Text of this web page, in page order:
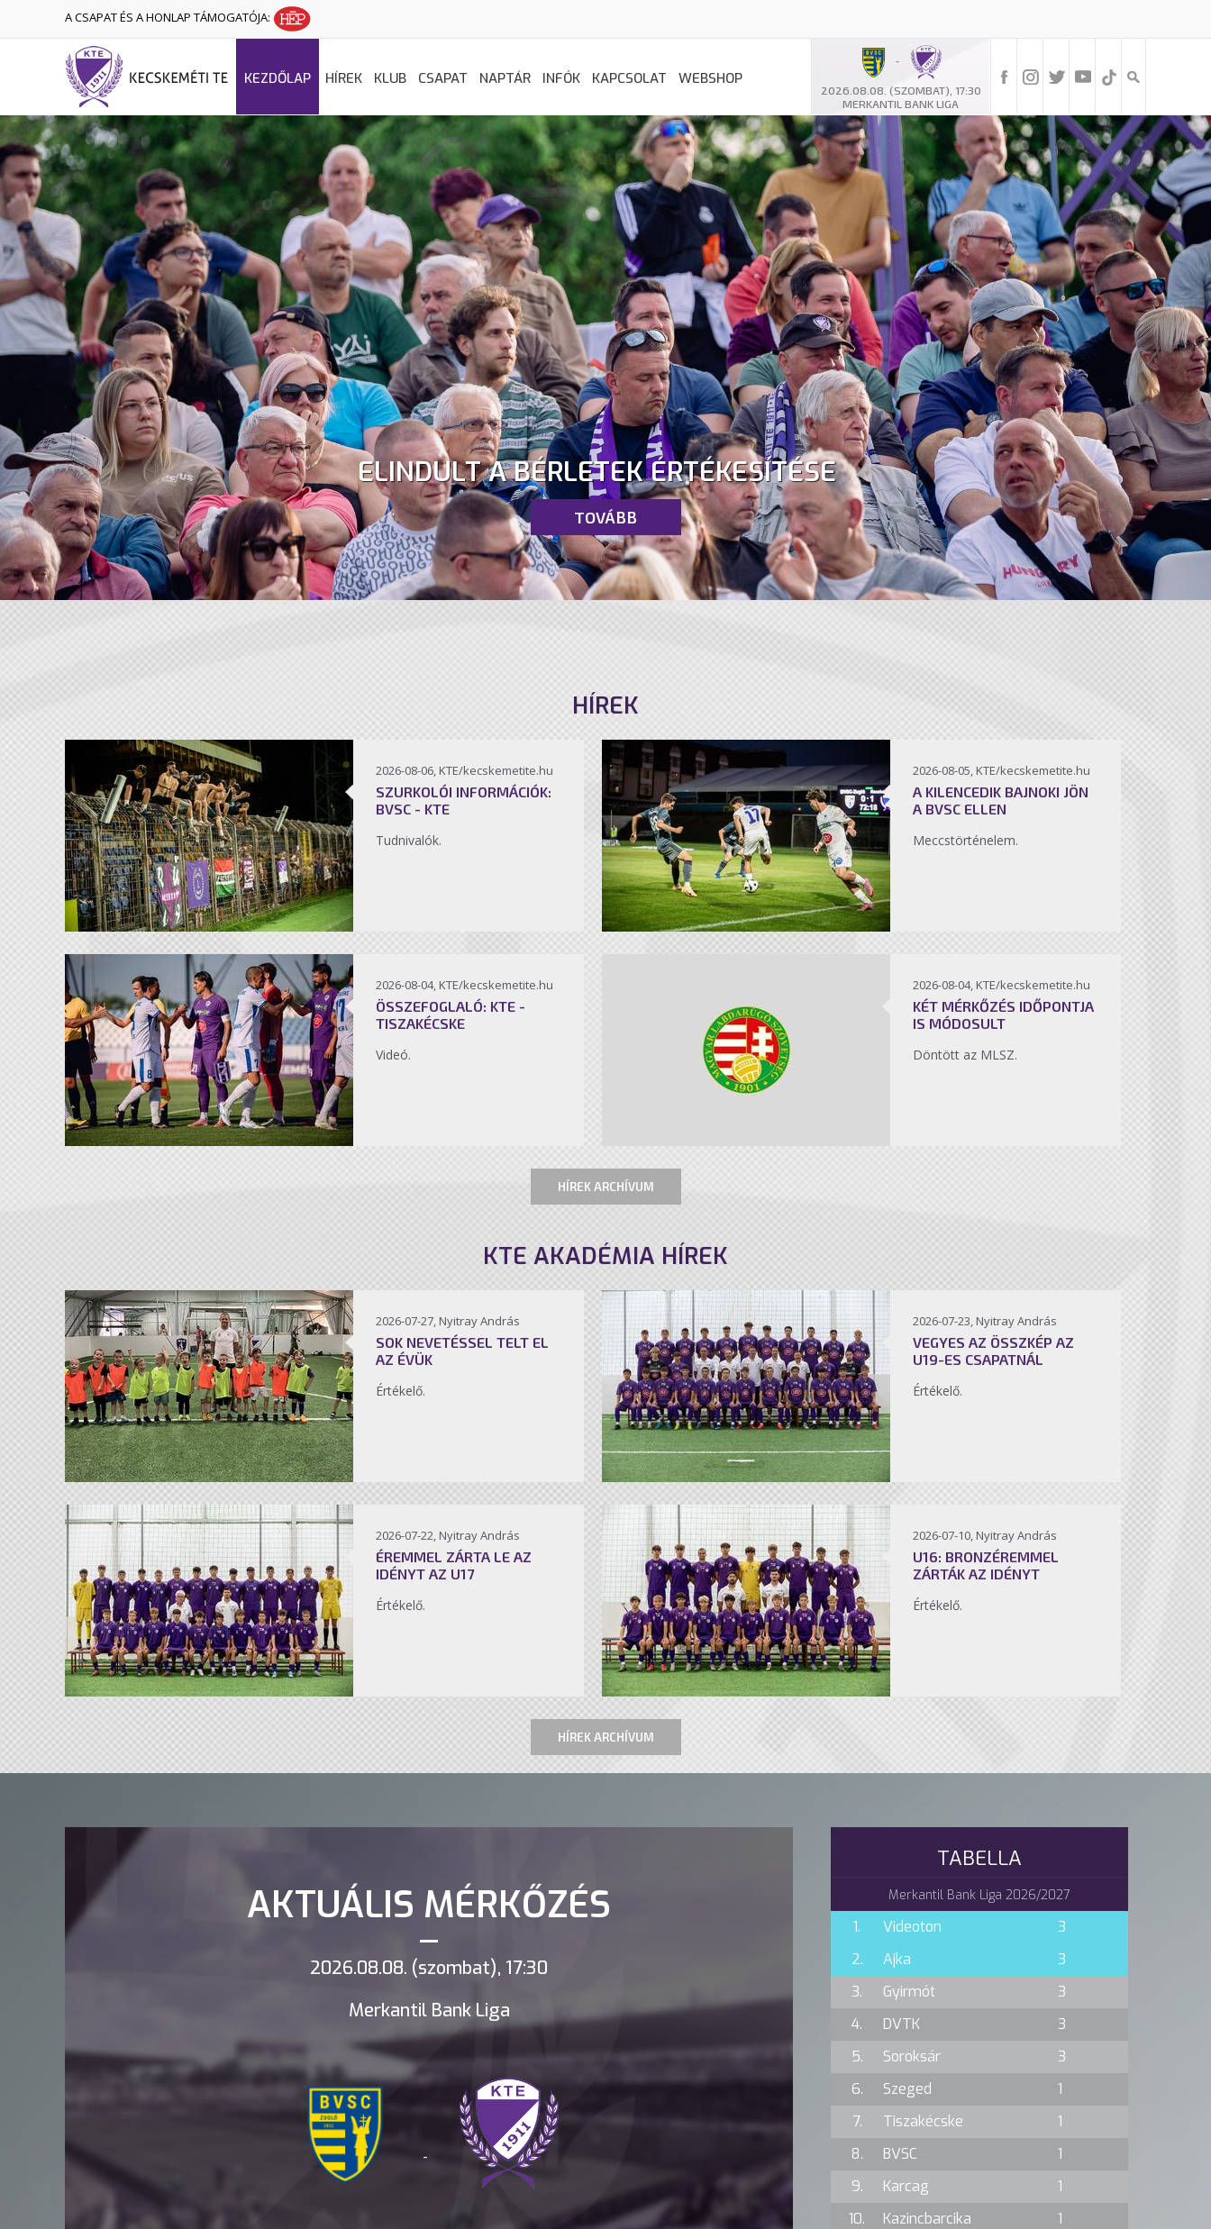
A CSAPAT ÉS A HONLAP TÁMOGATÓJA:
-
2026.08.08. (SZOMBAT), 17:30
MERKANTIL BANK LIGA
KEZDŐLAP HÍREK KLUB CSAPAT NAPTÁR INFÓK KAPCSOLAT WEBSHOP
ELINDULT A BÉRLETEK ÉRTÉKESÍTÉSE
TOVÁBB
HÍREK
2026-08-06, KTE/kecskemetite.hu
SZURKOLÓI INFORMÁCIÓK:
BVSC - KTE
Tudnivalók.
2026-08-05, KTE/kecskemetite.hu
A KILENCEDIK BAJNOKI JÖN
A BVSC ELLEN
Meccstörténelem.
2026-08-04, KTE/kecskemetite.hu
ÖSSZEFOGLALÓ: KTE -
TISZAKÉCSKE
Videó.
2026-08-04, KTE/kecskemetite.hu
KÉT MÉRKŐZÉS IDŐPONTJA
IS MÓDOSULT
Döntött az MLSZ.
HÍREK ARCHÍVUM
KTE AKADÉMIA HÍREK
2026-07-27, Nyitray András
SOK NEVETÉSSEL TELT EL
AZ ÉVÜK
Értékelő.
2026-07-23, Nyitray András
VEGYES AZ ÖSSZKÉP AZ
U19-ES CSAPATNÁL
Értékelő.
2026-07-22, Nyitray András
ÉREMMEL ZÁRTA LE AZ
IDÉNYT AZ U17
Értékelő.
2026-07-10, Nyitray András
U16: BRONZÉREMMEL
ZÁRTÁK AZ IDÉNYT
Értékelő.
HÍREK ARCHÍVUM
AKTUÁLIS MÉRKŐZÉS
2026.08.08. (szombat), 17:30
Merkantil Bank Liga
-
TABELLA
Merkantil Bank Liga 2026/2027
1. Videoton
3
2.
Ajka
3
3.
Gyirmót
3
4.
DVTK
3
5.
Soroksár
3
6.
Szeged
1
7.
Tiszakécske
1
8.
BVSC
1
9.
Karcag
1
10.
Kazincbarcika
1